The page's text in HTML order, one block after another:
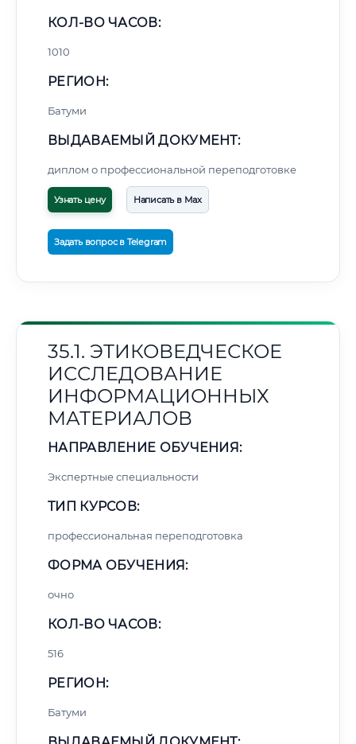
КОЛ-ВО ЧАСОВ:
1010
РЕГИОН:
Батуми
ВЫДАВАЕМЫЙ ДОКУМЕНТ:
диплом о профессиональной переподготовке
Узнать цену Написать в Max
Задать вопрос в Telegram
35.1. ЭТИКОВЕДЧЕСКОЕ
ИССЛЕДОВАНИЕ
ИНФОРМАЦИОННЫХ
МАТЕРИАЛОВ
НАПРАВЛЕНИЕ ОБУЧЕНИЯ:
Экспертные специальности
ТИП КУРСОВ:
профессиональная переподготовка
ФОРМА ОБУЧЕНИЯ:
очно
КОЛ-ВО ЧАСОВ:
516
РЕГИОН:
Батуми